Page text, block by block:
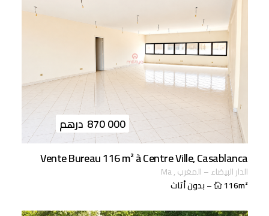
870 000 درهم
Vente Bureau 116 m² à Centre Ville, Casablanca
الدار البيضاء– المغرب,
ma
116m²
–بدون أثاث